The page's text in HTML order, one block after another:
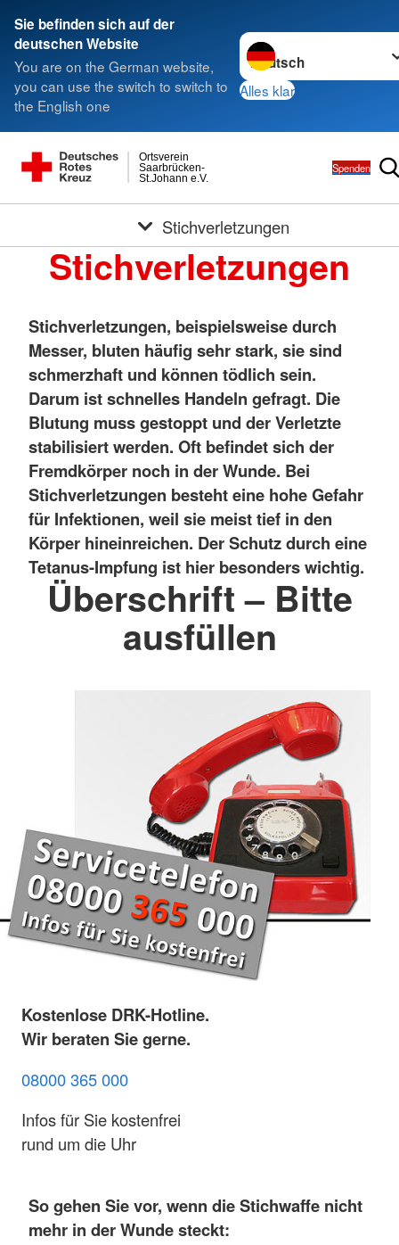
Sie befinden sich auf der
deutschen Website
You are on the German website,
you can use the switch to switch to
the English one
Sprache wechseln zu
Alles klar
St.Johann e.V.
Saarbrücken-
Ortsverein
Spenden
Stichverletzungen
Stichverletzungen
Stichverletzungen, beispielsweise durch
Messer, bluten häufig sehr stark, sie sind
schmerzhaft und können tödlich sein.
Darum ist schnelles Handeln gefragt. Die
Blutung muss gestoppt und der Verletzte
stabilisiert werden. Oft befindet sich der
Fremdkörper noch in der Wunde. Bei
Stichverletzungen besteht eine hohe Gefahr
für Infektionen, weil sie meist tief in den
Körper hineinreichen. Der Schutz durch eine
Tetanus-Impfung ist hier besonders wichtig.
Überschrift – Bitte
ausfüllen
Kostenlose DRK-Hotline.
Wir beraten Sie gerne.
08000 365 000
Infos für Sie kostenfrei
rund um die Uhr
So gehen Sie vor, wenn die Stichwaffe nicht
mehr in der Wunde steckt: